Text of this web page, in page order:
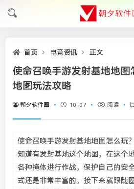
首页 电竞资讯 正文
使命召唤手游发射基地地
地图玩法攻略
朝夕软件园 10-07 阅读
使命召唤手游发射基地地图怎么玩
知道有发射基地这个地图，在这个
各种掩体进行作战，保护自己的安
式还是非常丰富的。接下来就跟随